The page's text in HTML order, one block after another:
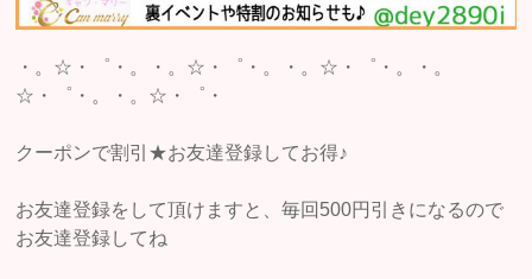
・。☆・゜・。・。☆・゜・。・。☆・゜・。・。
☆・゜・。・。☆・゜・
クーポンで割引★お友達登録してお得♪
お友達登録をして頂けますと、毎回500円引きになるので
お友達登録してね